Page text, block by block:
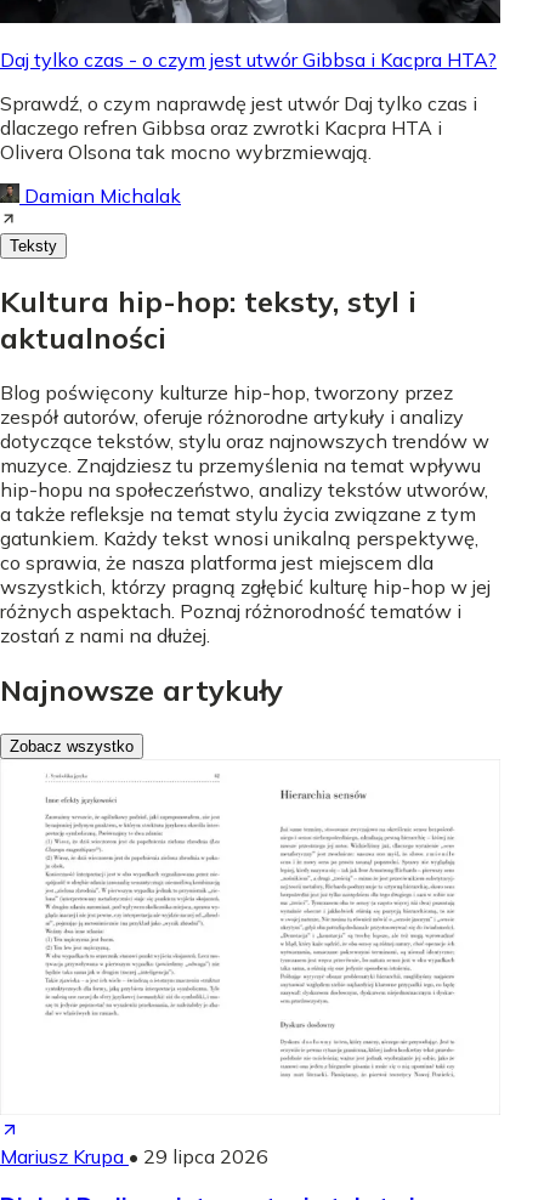
Daj tylko czas - o czym jest utwór Gibbsa i Kacpra HTA?
Sprawdź, o czym naprawdę jest utwór Daj tylko czas i
dlaczego refren Gibbsa oraz zwrotki Kacpra HTA i
Olivera Olsona tak mocno wybrzmiewają.
Damian Michalak
Teksty
Kultura hip-hop: teksty, styl i
aktualności
Blog poświęcony kulturze hip-hop, tworzony przez
zespół autorów, oferuje różnorodne artykuły i analizy
dotyczące tekstów, stylu oraz najnowszych trendów w
muzyce. Znajdziesz tu przemyślenia na temat wpływu
hip-hopu na społeczeństwo, analizy tekstów utworów,
a także refleksje na temat stylu życia związane z tym
gatunkiem. Każdy tekst wnosi unikalną perspektywę,
co sprawia, że nasza platforma jest miejscem dla
wszystkich, którzy pragną zgłębić kulturę hip-hop w jej
różnych aspektach. Poznaj różnorodność tematów i
zostań z nami na dłużej.
Najnowsze artykuły
Zobacz wszystko
Mariusz Krupa • 29 lipca 2026